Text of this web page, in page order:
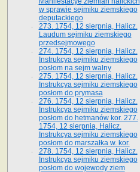
w sprawie sejmiku ziemskiego
deputackiego
273. 1754, 12 sierpnia, Halicz.
Laudum sejmiku ziemskiego
przedsejmowego
274. 1754, 12 sierpnia, Halicz.
Instrukcya sejmiku ziemskiego
posłom na sejm walny
275. 1754, 12 sierpnia, Halicz.
Instrukcya sejmiku ziemskiego
posłom do prymasa
276. 1754, 12 sierpnia, Halicz.
Instrukcya sejmiku ziemskiego
posłom do hetmanów kor. 277.
1754, 12 sierpnia, Halicz.
Instrukcya sejmiku ziemskiego
posłom do marszałka w. kor.
278. 1754, 12 sierpnia, Halicz.
Instrukcya sejmiku ziemskiego
posłom do wojewody ziem